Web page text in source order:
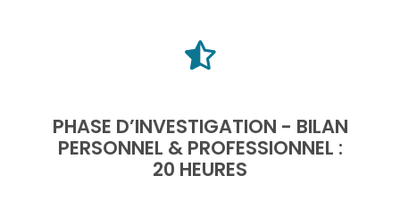
PHASE D’INVESTIGATION - BILAN
PERSONNEL & PROFESSIONNEL :
20 HEURES